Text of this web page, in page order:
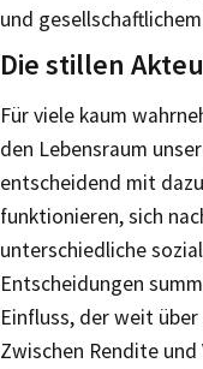
und
Die stillen
Für viele kaum
den Lebensraum
entscheidend mit
funktionieren, sich
unterschiedliche
Entscheidungen
Einfluss, der weit
Zwischen Rendite